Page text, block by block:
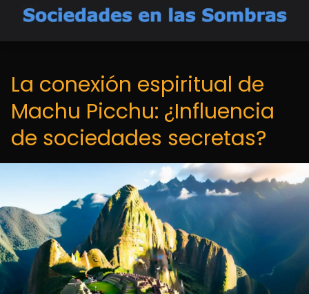
La conexión espiritual de
Machu Picchu: ¿Influencia
de sociedades secretas?